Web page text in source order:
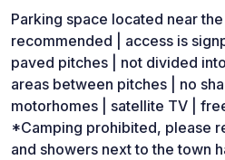
Parking space located near the
recommended | access is
paved pitches | not divided
areas between pitches | no
motorhomes | satellite TV |
*Camping prohibited, please
and showers next to the town